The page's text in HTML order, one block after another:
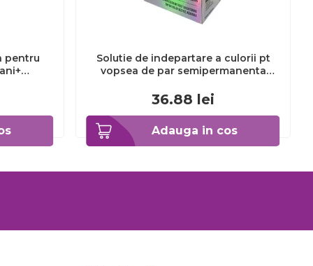
pentru
Adauga in cos
Solutie de indepartare a culorii pt
vopsea de par semipermanenta
ml
36.88 lei